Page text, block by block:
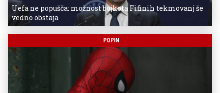
Uefa ne popušča: možnost bojkota Fifinih tekmovanj še
vedno obstaja
POPIN